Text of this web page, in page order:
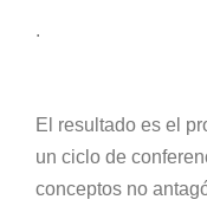
.
El resultado es el
un ciclo de
conceptos no